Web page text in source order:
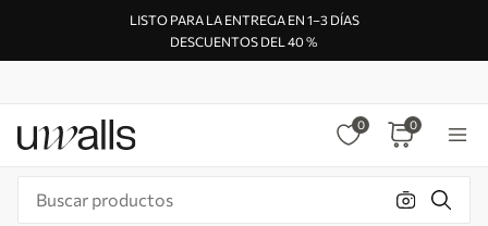
LISTO PARA LA ENTREGA EN 1–3 DÍAS
DESCUENTOS DEL 40 %
0 0